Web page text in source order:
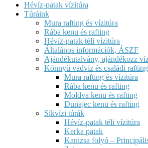
Hévíz-patak vízitúra
Túráink
Mura rafting és vízitúra
Rába kenu és rafting
Hévíz-patak téli vízitúra
Általános információk, ÁSZF
Ajándékutalvány, ajándékozz
Könnyű vadvíz és családi rafting
Mura rafting és vízitúra
Rába kenu és rafting
Moldva kenu és rafting
Dunajec kenu és rafting
Síkvízi túrák
Hévíz-patak téli vízitúra
Kerka patak
Kanizsa folyó –